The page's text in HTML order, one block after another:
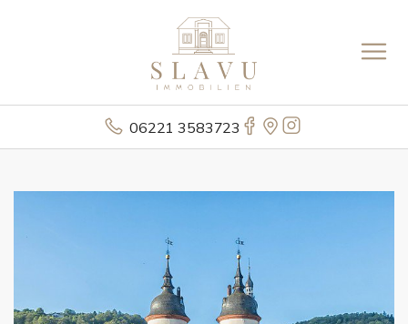
06221 3583723